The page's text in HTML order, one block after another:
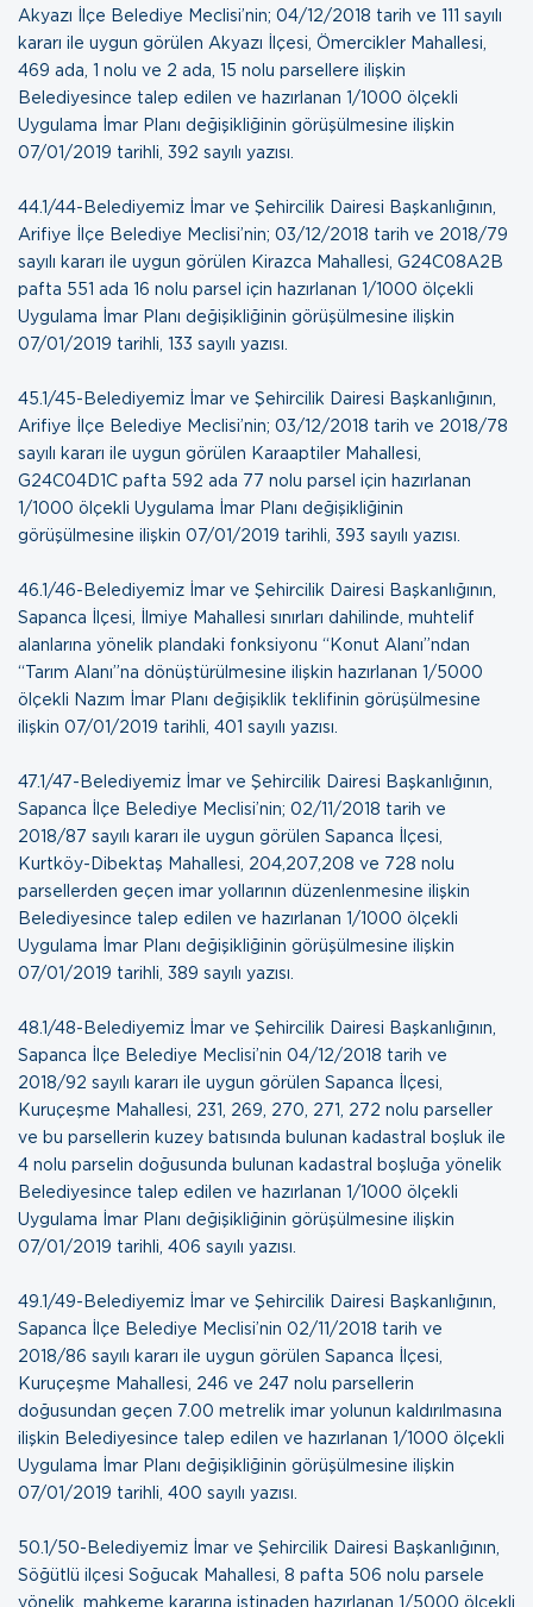
Akyazı İlçe Belediye Meclisi’nin; 04/12/2018 tarih ve 111 sayılı
kararı ile uygun görülen Akyazı İlçesi, Ömercikler Mahallesi,
469 ada, 1 nolu ve 2 ada, 15 nolu parsellere ilişkin
Belediyesince talep edilen ve hazırlanan 1/1000 ölçekli
Uygulama İmar Planı değişikliğinin görüşülmesine ilişkin
07/01/2019 tarihli, 392 sayılı yazısı
44.1/44-Belediyemiz İmar ve Şehircilik Dairesi Başkanlığının,
Arifiye İlçe Belediye Meclisi’nin; 03/12/2018 tarih ve 2018/79
sayılı kararı ile uygun görülen Kirazca Mahallesi, G24C08A2B
pafta 551 ada 16 nolu parsel için hazırlanan 1/1000 ölçekli
Uygulama İmar Planı değişikliğinin görüşülmesine ilişkin
07/01/2019 tarihli, 133 sayılı yazısı
45.1/45-Belediyemiz İmar ve Şehircilik Dairesi Başkanlığının,
Arifiye İlçe Belediye Meclisi’nin; 03/12/2018 tarih ve 2018/78
sayılı kararı ile uygun görülen Karaaptiler Mahallesi,
G24C04D1C pafta 592 ada 77 nolu parsel için hazırlanan
1/1000 ölçekli Uygulama İmar Planı değişikliğinin
görüşülmesine ilişkin 07/01/2019 tarihli, 393 sayılı yazısı
46.1/46-Belediyemiz İmar ve Şehircilik Dairesi Başkanlığının,
Sapanca İlçesi, İlmiye Mahallesi sınırları dahilinde, muhtelif
alanlarına yönelik plandaki fonksiyonu “Konut Alanı”ndan
“Tarım Alanı”na dönüştürülmesine ilişkin hazırlanan 1/5000
ölçekli Nazım İmar Planı değişiklik teklifinin görüşülmesine
ilişkin 07/01/2019 tarihli, 401 sayılı yazısı
47.1/47-Belediyemiz İmar ve Şehircilik Dairesi Başkanlığının,
Sapanca İlçe Belediye Meclisi’nin; 02/11/2018 tarih ve
2018/87 sayılı kararı ile uygun görülen Sapanca İlçesi,
Kurtköy-Dibektaş Mahallesi, 204,207,208 ve 728 nolu
parsellerden geçen imar yollarının düzenlenmesine ilişkin
Belediyesince talep edilen ve hazırlanan 1/1000 ölçekli
Uygulama İmar Planı değişikliğinin görüşülmesine ilişkin
07/01/2019 tarihli, 389 sayılı yazısı
48.1/48-Belediyemiz İmar ve Şehircilik Dairesi Başkanlığının,
Sapanca İlçe Belediye Meclisi’nin 04/12/2018 tarih ve
2018/92 sayılı kararı ile uygun görülen Sapanca İlçesi,
Kuruçeşme Mahallesi, 231, 269, 270, 271, 272 nolu parseller
ve bu parsellerin kuzey batısında bulunan kadastral boşluk ile
4 nolu parselin doğusunda bulunan kadastral boşluğa yönelik
Belediyesince talep edilen ve hazırlanan 1/1000 ölçekli
Uygulama İmar Planı değişikliğinin görüşülmesine ilişkin
07/01/2019 tarihli, 406 sayılı yazısı
49.1/49-Belediyemiz İmar ve Şehircilik Dairesi Başkanlığının,
Sapanca İlçe Belediye Meclisi’nin 02/11/2018 tarih ve
2018/86 sayılı kararı ile uygun görülen Sapanca İlçesi,
Kuruçeşme Mahallesi, 246 ve 247 nolu parsellerin
doğusundan geçen 7.00 metrelik imar yolunun kaldırılmasına
ilişkin Belediyesince talep edilen ve hazırlanan 1/1000 ölçekli
Uygulama İmar Planı değişikliğinin görüşülmesine ilişkin
07/01/2019 tarihli, 400 sayılı yazısı
50.1/50-Belediyemiz İmar ve Şehircilik Dairesi Başkanlığının,
Söğütlü ilçesi Soğucak Mahallesi, 8 pafta 506 nolu parsele
yönelik, mahkeme kararına istinaden hazırlanan 1/5000 ölçekli